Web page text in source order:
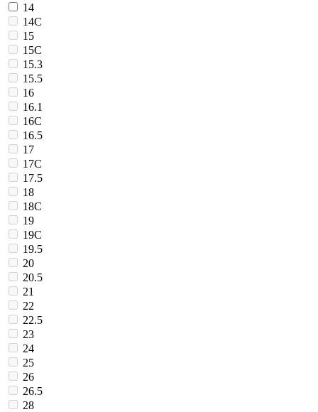
14
14C
15
15C
15.3
15.5
16
16.1
16C
16.5
17
17C
17.5
18
18C
19
19C
19.5
20
20.5
21
22
22.5
23
24
25
26
26.5
28